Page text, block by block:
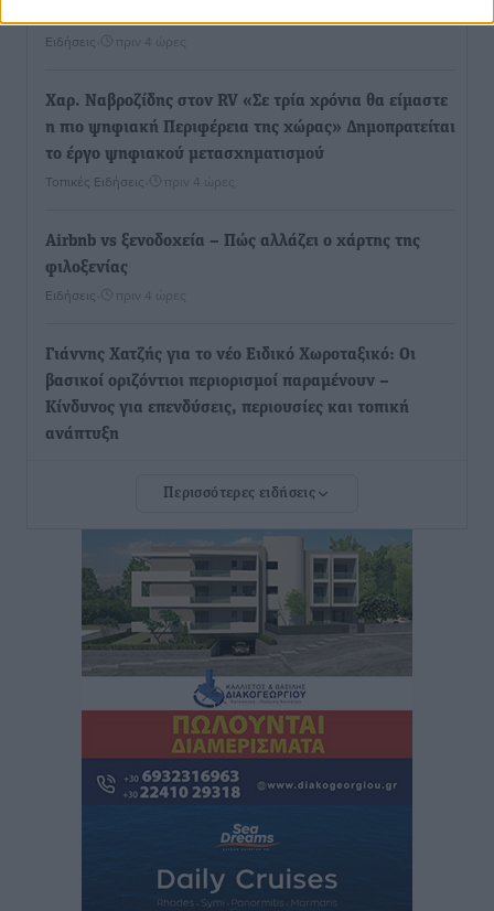
Ειδήσεις πριν 4 ώρες
Χαρ. Ναβροζίδης στον RV «Σε τρία χρόνια θα είμαστε
η πιο ψηφιακή Περιφέρεια της χώρας» Δημοπρατείται
το έργο ψηφιακού μετασχηματισμού
Τοπικές Ειδήσεις πριν 4 ώρες
Airbnb vs ξενοδοχεία – Πώς αλλάζει ο χάρτης της
φιλοξενίας
Ειδήσεις πριν 4 ώρες
Γιάννης Χατζής για το νέο Ειδικό Χωροταξικό: Οι
βασικοί οριζόντιοι περιορισμοί παραμένουν –
Κίνδυνος για επενδύσεις, περιουσίες και τοπική
ανάπτυξη
δεν υπάρχουν περιθώρια εφησυχασμού
Ειδήσεις• πριν 4 ώρες
Στον Άγιο Νικόλαο Χάλκης ανοίγει ξανά το
ανανεωμένο εκκλησιαστικό μουσείο από τη Λέσχη
Τοπικές Ειδήσεις• πριν 4 ώρες
Ρόδος: «Βουλιάζει» από τουρίστες – Πάνω από 1 εκατ.
επιβάτες και 55 κρουαζιερόπλοια
πριν 5 ώρες
Γ’ Εθνική Κατηγορία: Οι ημερομηνίες των
Περισσότερες ειδήσεις